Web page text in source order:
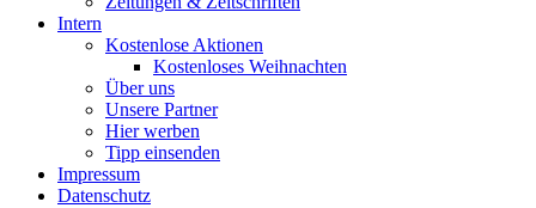
Intern
Kostenlose Aktionen
Kostenloses Weihnachten
Über uns
Unsere Partner
Hier werben
Tipp einsenden
Impressum
Datenschutz